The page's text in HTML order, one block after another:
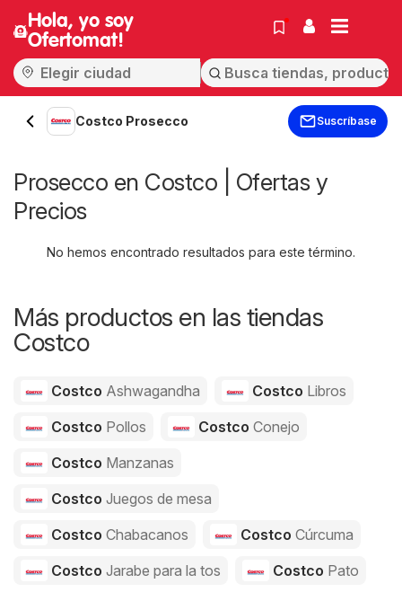
Hola, yo soy
Ofertomat!
Costco Prosecco Suscríbase
Prosecco en Costco | Ofertas y
Precios
No hemos encontrado resultados para este término.
Más productos en las tiendas
Costco
Costco Ashwagandha Costco Libros
Costco Pollos Costco Conejo
Costco Manzanas
Costco Juegos de mesa
Costco Chabacanos Costco Cúrcuma
Costco Jarabe para la tos Costco Pato